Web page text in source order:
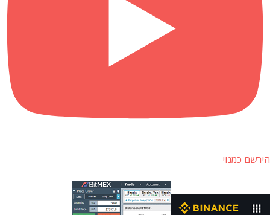
הירשם כמנוי